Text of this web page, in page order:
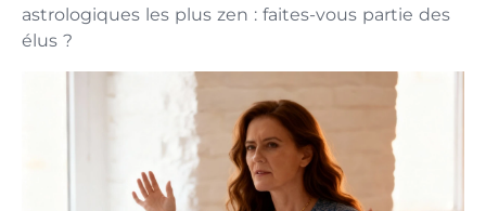
astrologiques les plus zen : faites-vous partie des
élus ?